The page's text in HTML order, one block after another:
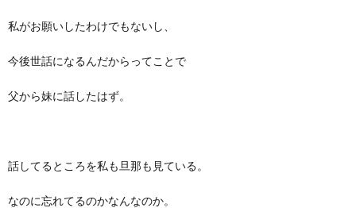
私がお願いしたわけでもないし、
今後世話になるんだからってことで
父から妹に話したはず。
話してるところを私も旦那も見ている。
なのに忘れてるのかなんなのか。